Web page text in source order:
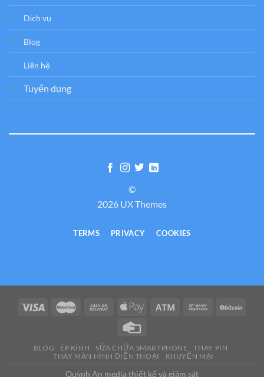
Dịch vụ
Blog
Liên hệ
Tuyển dụng
©
2026 UX Themes
TERMS PRIVACY COOKIES
BLOG ÉP KÍNH SỬA CHỮA SMARTPHONE
THAY PIN
THAY MÀN HÌNH ĐIỆN THOẠI
KHUYẾN MẠI
Quỳnh An media thiết kế và giám sát